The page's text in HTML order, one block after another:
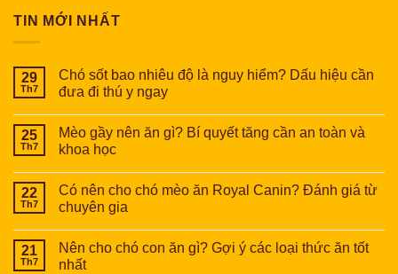
TIN MỚI NHẤT
29
Th7
Chó sốt bao nhiêu độ là nguy hiểm? Dấu hiệu cần
đưa đi thú y ngay
25
Th7
Mèo gầy nên ăn gì? Bí quyết tăng cần an toàn và
khoa học
22
Th7
Có nên cho chó mèo ăn Royal Canin? Đánh giá từ
chuyên gia
21
Th7
Nên cho chó con ăn gì? Gợi ý các loại thức ăn tốt
nhất